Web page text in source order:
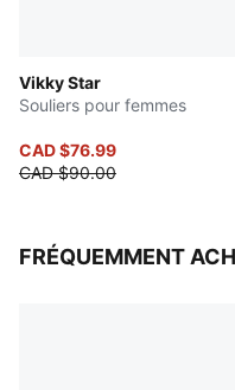
Vikky Star
Souliers pour femmes
CAD $76.99
CAD $90.00
FRÉQUEMMENT